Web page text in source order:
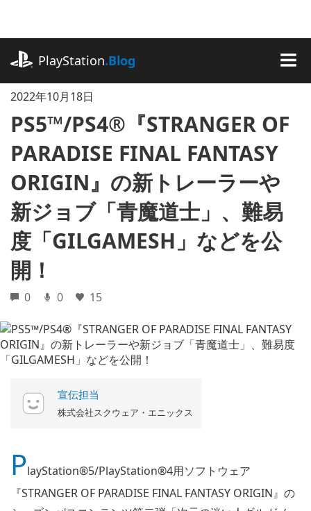
に
ッ
PlayStation.Blog
2022年10月18日
PS5™/PS4®『STRANGER OF
PARADISE FINAL FANTASY
ORIGIN』の新トレーラーや
新ジョブ「青魔道士」、難易
度「GILGAMESH」などを公
開！
0 0 15
宣伝担当
株式会社スクウェア・エニックス
PlayStation®5/PlayStation®4用ソフトウェア
『STRANGER OF PARADISE FINAL FANTASY ORIGIN』の